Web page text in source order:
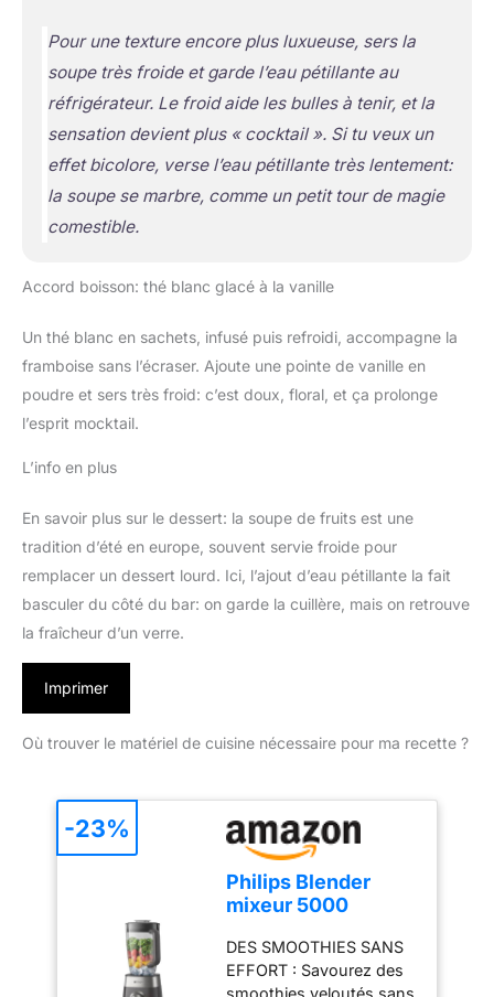
Pour une texture encore plus luxueuse, sers la
soupe très froide et garde l’eau pétillante au
réfrigérateur. Le froid aide les bulles à tenir, et la
sensation devient plus « cocktail ». Si tu veux un
effet bicolore, verse l’eau pétillante très lentement:
la soupe se marbre, comme un petit tour de magie
comestible.
Accord boisson: thé blanc glacé à la vanille
Un thé blanc en sachets, infusé puis refroidi, accompagne la
framboise sans l’écraser. Ajoute une pointe de vanille en
poudre et sers très froid: c’est doux, floral, et ça prolonge
l’esprit mocktail.
L’info en plus
En savoir plus sur le dessert: la soupe de fruits est une
tradition d’été en europe, souvent servie froide pour
remplacer un dessert lourd. Ici, l’ajout d’eau pétillante la fait
basculer du côté du bar: on garde la cuillère, mais on retrouve
la fraîcheur d’un verre.
Imprimer
Où trouver le matériel de cuisine nécessaire pour ma recette ?
Philips Blender
mixeur 5000
1000W, Bol verre
2L, Noir
DES SMOOTHIES SANS
EFFORT : Savourez des
-23%